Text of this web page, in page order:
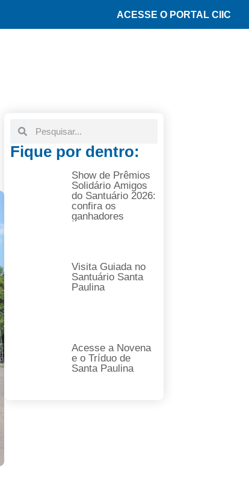
ACESSE O PORTAL CIIC
Fique por dentro:
Show de Prêmios
Solidário Amigos
do Santuário 2026:
confira os
ganhadores
Visita Guiada no
Santuário Santa
Paulina
Acesse a Novena
e o Tríduo de
Santa Paulina